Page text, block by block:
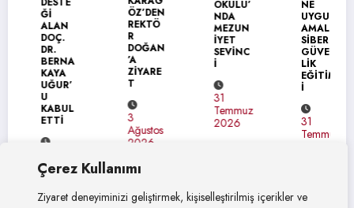
Çerez Kullanımı
Ziyaret deneyiminizi geliştirmek, kişiselleştirilmiş içerikler ve
Ğİ
ALAN
DOÇ.
DR.
BERNA
KAYA
UĞUR’
KABUL
ETTİ
Ağustos
2026
ÖZ’DEN
REKTÖ
DOĞAN
ZİYARE
Ağustos
2026
OKULU’
NDA
MEZUN
İYET
SEVİNC
31
Temmuz
2026
NE
UYGUL
AMALI
SİBER
GÜVEN
LİK
EĞİTİM
Temmuz